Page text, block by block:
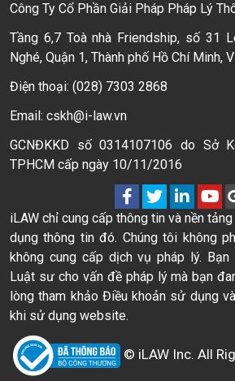
Công Ty Cổ Phần Giải Pháp Pháp Lý
Tầng 6,7 Toà nhà Friendship, số 31
Nghé, Quận 1, Thành phố Hồ Chí Minh,
Điện thoại: (028) 7303 2868
Email: cskh@i-law.vn
GCNĐKKD số 0314107106 do Sở
TPHCM cấp ngày 10/11/2016
iLAW chỉ cung cấp thông tin và nền
dụng thông tin đó. Chúng tôi không
không cung cấp dịch vụ pháp lý.
Luật sư cho vấn đề pháp lý mà bạn
lòng tham khảo Điều khoản sử dụng
khi sử dụng website.
© iLAW Inc. All